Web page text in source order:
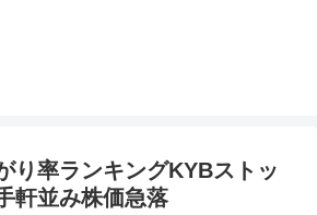
り率ランキングKYBストッ
軒並み株価急落